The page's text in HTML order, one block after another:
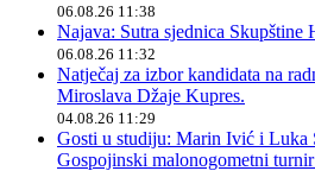
06.08.26 11:38
Najava: Sutra sjednica Skupštine
06.08.26 11:32
Natječaj za izbor kandidata na
Miroslava Džaje Kupres.
04.08.26 11:29
Gosti u studiju: Marin Ivić i Luka
Gospojinski malonogometni